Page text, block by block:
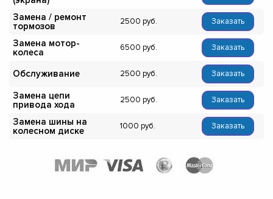
Замена / ремонт
тормозов
2500 Заказать
Замена мотор-
колеса
6500 Заказать
Обслуживание 2500 Заказать
Замена цепи
привода хода
2500 Заказать
Замена шины на
колесном диске
1000 Заказать